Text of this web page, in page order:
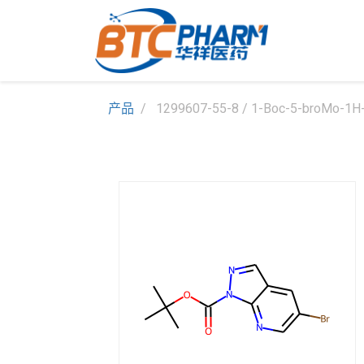
产品 1299607-55-8 / 1-Boc-5-broMo-